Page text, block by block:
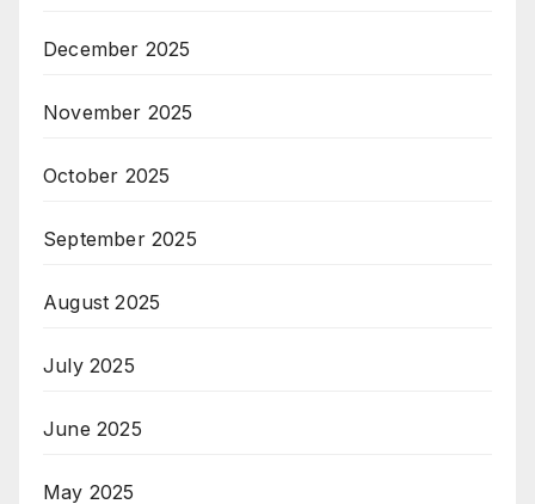
December 2025
November 2025
October 2025
September 2025
August 2025
July 2025
June 2025
May 2025